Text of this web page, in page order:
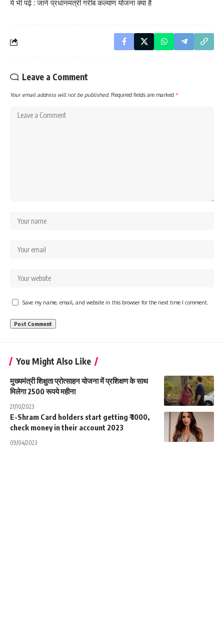
ये भी पढ़े :जाने प्रधानमंत्री गरीब कल्याण योजना क्या है
Leave a Comment
Your email address will not be published. Required fields are marked *
Save my name, email, and website in this browser for the next time I comment.
You Might Also Like
मुख्यमंत्री शिक्षुता प्रोत्साहन योजना में प्रशिक्षण के साथ
मिलेगा 2500 रूपये महीना
21/10/2023
E-Shram Card holders start getting ₹ 1000,
check money in their account 2023
09/04/2023